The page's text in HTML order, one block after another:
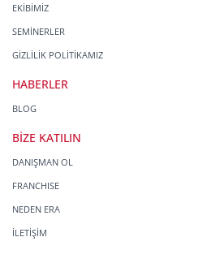
EKİBİMİZ
SEMİNERLER
GİZLİLİK POLİTİKAMIZ
HABERLER
BLOG
BİZE KATILIN
DANIŞMAN OL
FRANCHISE
NEDEN ERA
İLETİŞİM